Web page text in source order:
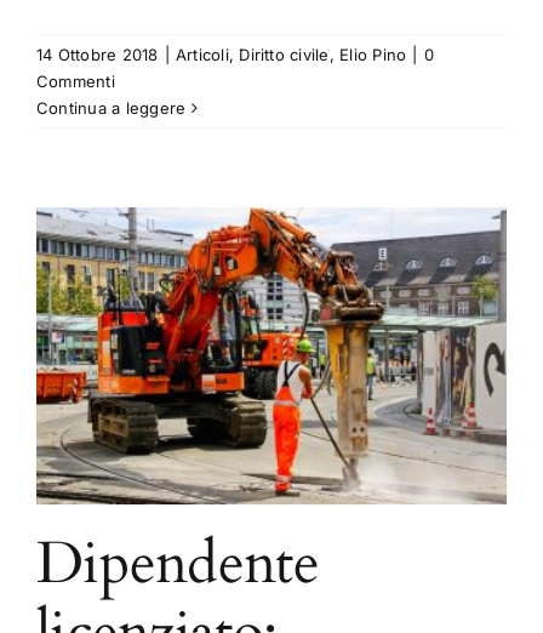
14 Ottobre 2018 Articoli, Diritto civile, Elio Pino
0
Commenti
Continua a leggere
Dipendente